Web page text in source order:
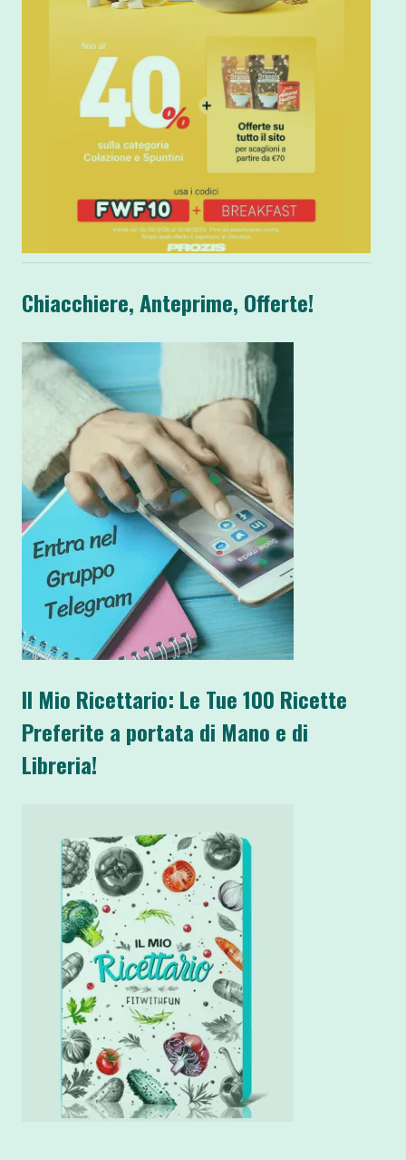
Chiacchiere, Anteprime, Offerte!
Il Mio Ricettario: Le Tue 100 Ricette
Preferite a portata di Mano e di
Libreria!